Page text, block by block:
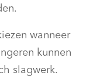
wanneer
kunnen
slagwerk.